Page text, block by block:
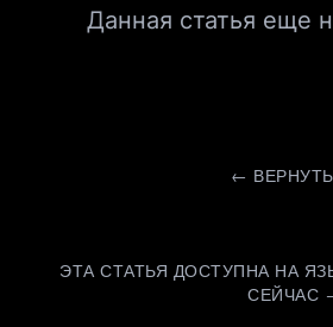
Данная статья еще
←
ЭТА СТАТЬЯ ДОСТУПНА НА
СЕЙЧАС